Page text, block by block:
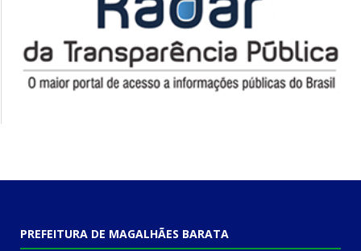
PREFEITURA DE MAGALHÃES BARATA